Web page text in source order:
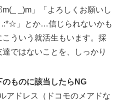
_)m」「よろしくお願いし
」とか…信じられないかも
こういう就活生もいます。採
ではないことを、しっかり
のものに該当したらNG
アドレス（ドコモのメアドな